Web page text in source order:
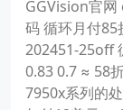
GGVision官
码 循环月付85
202451-25off
0.83 0.7 ≈ 58
7950x系列的